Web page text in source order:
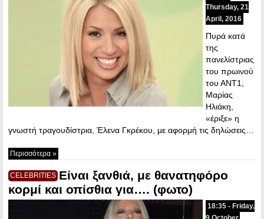
Thursday, 21
April, 2016
Πυρά κατά
της
πανελίστριας
του πρωινού
του ΑΝΤ1,
Μαρίας
Ηλιάκη,
«έριξε» η
γνωστή τραγουδίστρια, Έλενα Γκρέκου, με αφορμή τις δηλώσεις…
Περισσότερα »
CELEBRITIES Είναι ξανθιά, με θανατηφόρο
κορμί και οπίσθια για…. (φωτο)
18:35 - Friday,